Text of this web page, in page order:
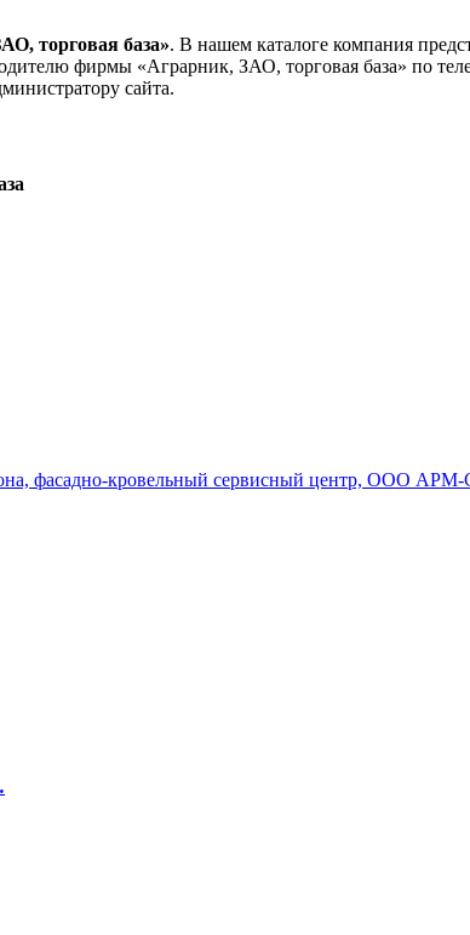
торговая база». В нашем каталоге компания
фирмы «Аграрник, ЗАО, торговая база» по
сайта.
фасадно-кровельный сервисный центр, ООО АРМ-